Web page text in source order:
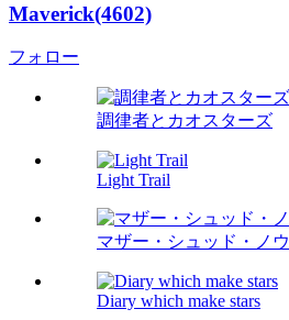
Maverick(4602)
フォロー
調律者とカオスターズ
Light Trail
マザー・シュッド・ノウ
Diary which make stars